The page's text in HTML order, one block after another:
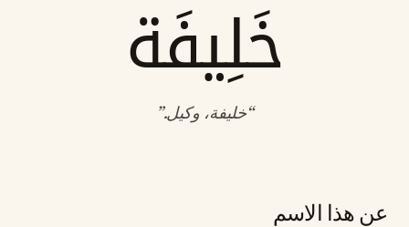
خَلِيفَة
“خليفة، وكيل.”
عن هذا الاسم